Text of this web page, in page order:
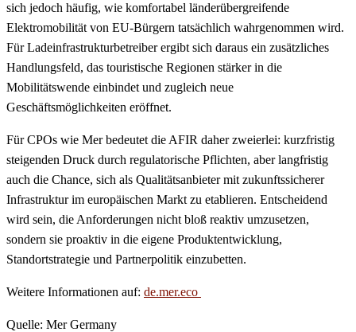
sich jedoch häufig, wie komfortabel länderübergreifende
Elektromobilität von EU-Bürgern tatsächlich wahrgenommen wird.
Für Ladeinfrastrukturbetreiber ergibt sich daraus ein zusätzliches
Handlungsfeld, das touristische Regionen stärker in die
Mobilitätswende einbindet und zugleich neue
Geschäftsmöglichkeiten eröffnet.
Für CPOs wie Mer bedeutet die AFIR daher zweierlei: kurzfristig
steigenden Druck durch regulatorische Pflichten, aber langfristig
auch die Chance, sich als Qualitätsanbieter mit zukunftssicherer
Infrastruktur im europäischen Markt zu etablieren. Entscheidend
wird sein, die Anforderungen nicht bloß reaktiv umzusetzen,
sondern sie proaktiv in die eigene Produktentwicklung,
Standortstrategie und Partnerpolitik einzubetten.
Weitere Informationen auf: de.mer.eco
Quelle: Mer Germany